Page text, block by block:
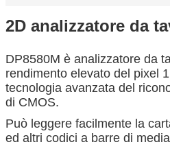
2D analizzatore da
DP8580M è analizzatore da
rendimento elevato del pixel
tecnologia avanzata del
di CMOS.
Può leggere facilmente la
ed altri codici a barre di